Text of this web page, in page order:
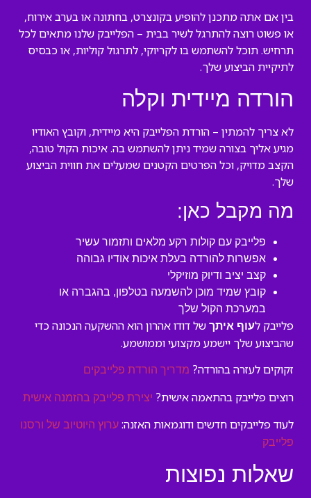
בין אם אתה מתכנן להופיע בקונצרט, בחתונה או בערב אירוח,
או פשוט רוצה להתרגל לשיר בבית – הפלייבק שלנו מתאים לכל
תרחיש. תוכל להשתמש בו לקריוקי, לתרגול קוליות, או כבסיס
לתיקיית הביצוע שלך.
הורדה מיידית וקלה
לא צריך להמתין – הורדת הפלייבק היא מיידית, וקובץ האודיו
מגיע אליך בצורה שמיד ניתן להשתמש בה. איכות הקול טובה,
הקצב מדויק, וכל הפרטים הקטנים שמעלים את חווית הביצוע
שלך.
מה מקבל כאן:
פלייבק עם קולות רקע מלאים ותזמור עשיר
אפשרות להורדה בעלת איכות אודיו גבוהה
קצב יציב ודיוק מוזיקלי
קובץ שמיד מוכן להשמעה בטלפון, בהגברה או
במערכת הקול שלך
פלייבק לעוף איתך של דודו אהרון הוא ההשקעה הנכונה כדי
שהביצוע שלך יישמע מקצועי וממושמע.
זקוקים לעזרה בהורדה? מדריך הורדת פלייבקים
רוצים פלייבק בהתאמה אישית? יצירת פלייבק בהזמנה אישית
לעוד פלייבקים חדשים ודוגמאות האזנה: ערוץ היוטיוב של ורסנו
פלייבק
שאלות נפוצות